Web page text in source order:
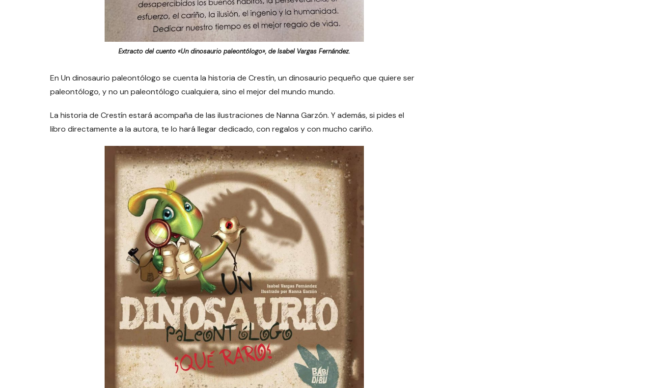
Extracto del cuento «Un dinosaurio paleontólogo», de Isabel Vargas Fernández.
En Un dinosaurio paleontólogo se cuenta la historia de Crestín, un dinosaurio pequeño que quiere ser
paleontólogo, y no un paleontólogo cualquiera, sino el mejor del mundo mundo.
La historia de Crestín estará acompaña de las ilustraciones de Nanna Garzón. Y además, si pides el
libro directamente a la autora, te lo hará llegar dedicado, con regalos y con mucho cariño.